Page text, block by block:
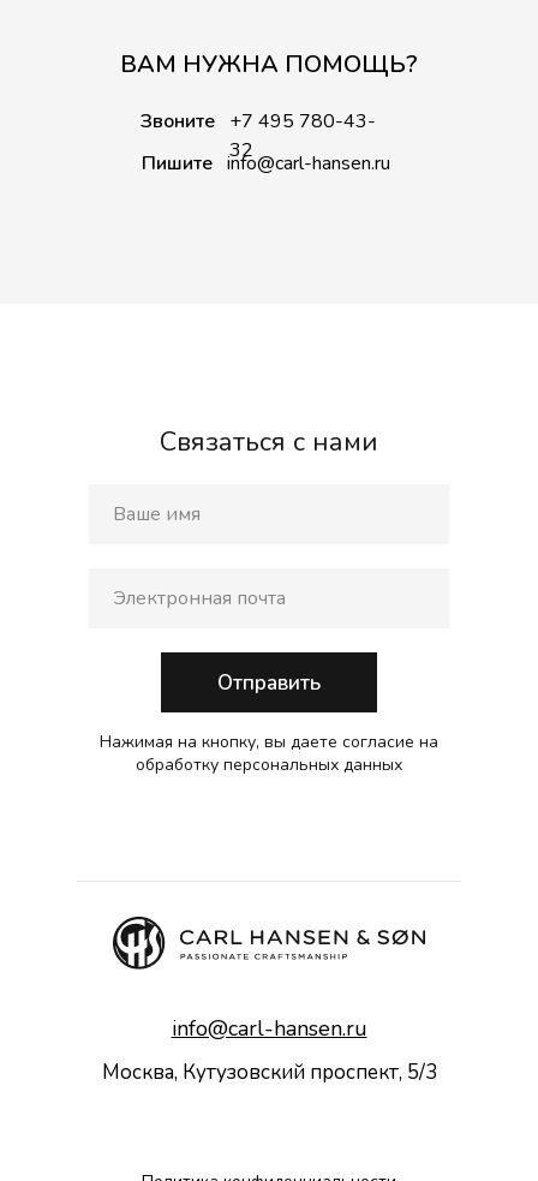
ВАМ НУЖНА ПОМОЩЬ?
Звоните +7 495 780-43-
32
Пишите info@carl-hansen.ru
Связаться с нами
Отправить
Нажимая на кнопку, вы даете согласие на
обработку персональных данных
Москва, Кутузовский проспект, 5/3
info@carl-hansen.ru